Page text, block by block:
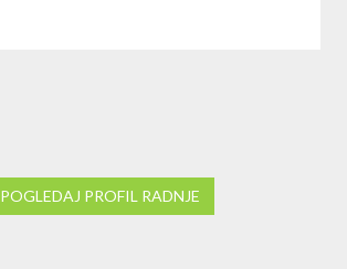
POGLEDAJ PROFIL RADNJE